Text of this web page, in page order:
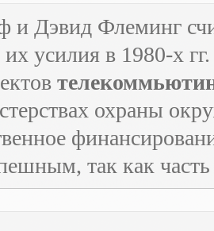
Дэвид Флеминг
их усилия в 1980-х
охраны
так как